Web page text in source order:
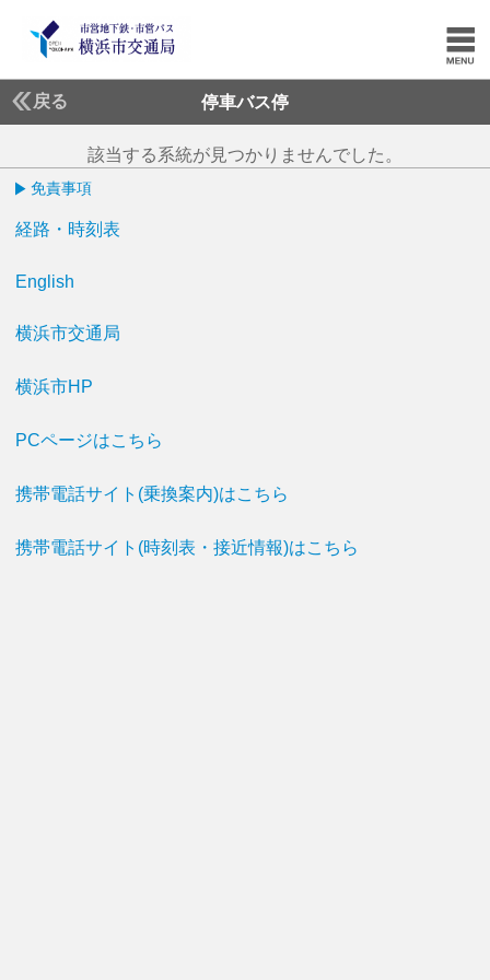
戻る 停車バス停
該当する系統が見つかりませんでした。
免責事項
経路・時刻表
English
横浜市交通局
横浜市HP
PCページはこちら
携帯電話サイト(乗換案内)はこちら
携帯電話サイト(時刻表・接近情報)はこちら